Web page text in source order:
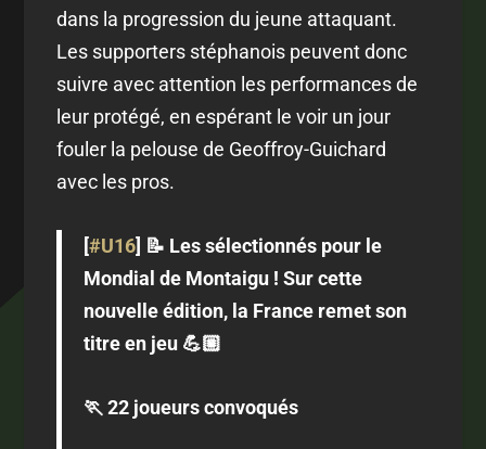
dans la progression du jeune attaquant.
Les supporters stéphanois peuvent donc
suivre avec attention les performances de
leur protégé, en espérant le voir un jour
fouler la pelouse de Geoffroy-Guichard
avec les pros.
[#U16] 📝 Les sélectionnés pour le
Mondial de Montaigu ! Sur cette
nouvelle édition, la France remet son
titre en jeu 💪🏼
🏃 22 joueurs convoqués